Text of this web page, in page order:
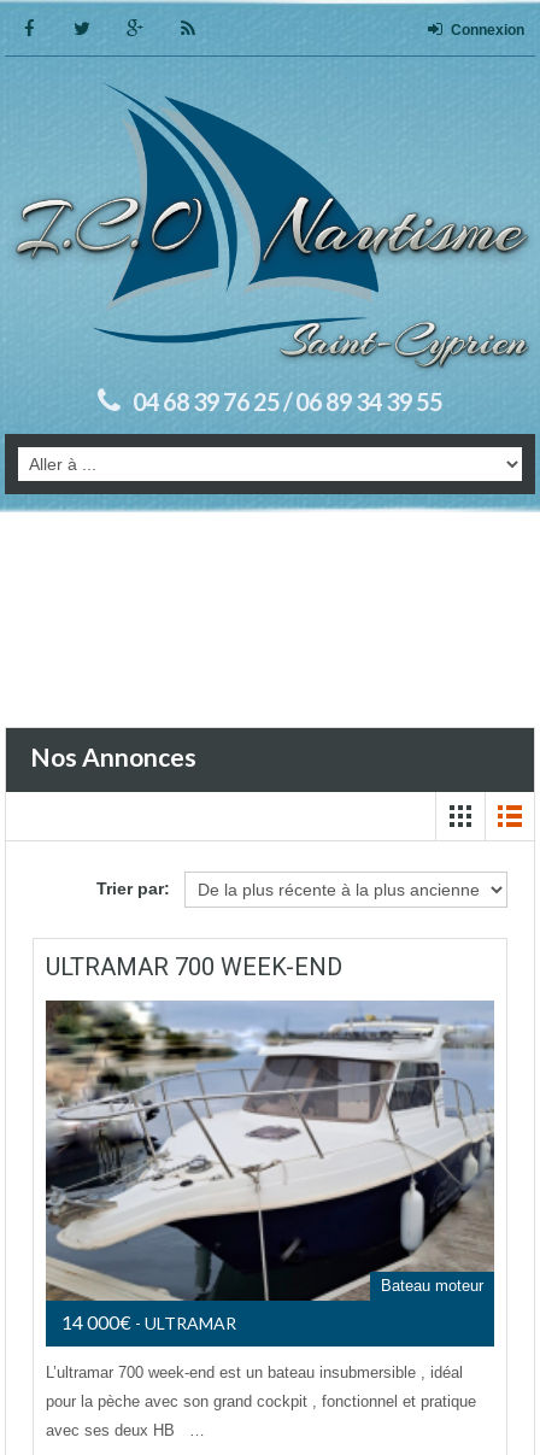
Connexion
04 68 39 76 25 / 06 89 34 39 55
Nos Annonces
Trier par:
ULTRAMAR 700 WEEK-END
Bateau moteur
14 000€ - ULTRAMAR
L’ultramar 700 week-end est un bateau insubmersible , idéal
pour la pèche avec son grand cockpit , fonctionnel et pratique
avec ses deux HB …